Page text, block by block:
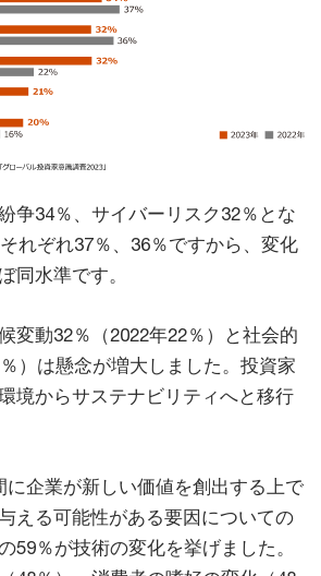
争34％、サイバーリスク32％とな
れぞれ37％、36％ですから、変化
同水準です。
変動32％（2022年22％）と社会的
）は懸念が増大しました。投資家
境からサステナビリティへと移行
に企業が新しい価値を創出する上で
える可能性がある要因についての
59％が技術の変化を挙げました。